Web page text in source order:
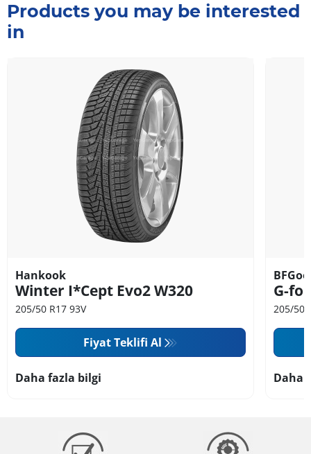
Products you may be interested
in
Hankook
Winter I*Cept Evo2 W320
205/50 R17 93V
Fiyat Teklifi Al
Daha fazla bilgi
G-
205/50
Daha